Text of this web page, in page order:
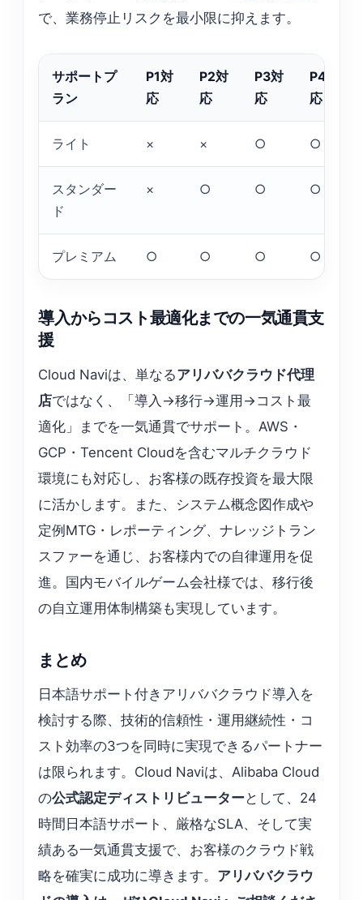
で、業務停止リスクを最小限に抑えます。
サポートプ
ラン
P1対
応
P2対
応
P3対
応
P4対
応
ライト × × ○ ○
スタンダー
ド
× ○ ○ ○
プレミアム ○ ○ ○ ○
導入からコスト最適化までの一気通貫支
援
Cloud Naviは、単なるアリババクラウド代理
店ではなく、「導入→移行→運用→コスト最
適化」までを一気通貫でサポート。AWS・
GCP・Tencent Cloudを含むマルチクラウド
環境にも対応し、お客様の既存投資を最大限
に活かします。また、システム概念図作成や
定例MTG・レポーティング、ナレッジトラン
スファーを通じ、お客様内での自律運用を促
進。国内モバイルゲーム会社様では、移行後
の自立運用体制構築も実現しています。
まとめ
日本語サポート付きアリババクラウド導入を
検討する際、技術的信頼性・運用継続性・コ
スト効率の3つを同時に実現できるパートナー
は限られます。Cloud Naviは、Alibaba Cloud
の公式認定ディストリビューターとして、24
時間日本語サポート、厳格なSLA、そして実
績ある一気通貫支援で、お客様のクラウド戦
略を確実に成功に導きます。 アリババクラウ